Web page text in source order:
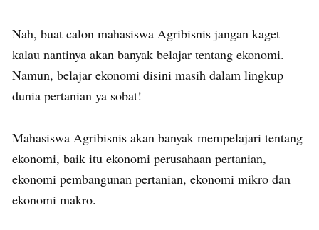
Nah, buat calon mahasiswa Agribisnis jangan kaget
kalau nantinya akan banyak belajar tentang ekonomi.
Namun, belajar ekonomi disini masih dalam lingkup
dunia pertanian ya sobat!
Mahasiswa Agribisnis akan banyak mempelajari tentang
ekonomi, baik itu ekonomi perusahaan pertanian,
ekonomi pembangunan pertanian, ekonomi mikro dan
ekonomi makro.